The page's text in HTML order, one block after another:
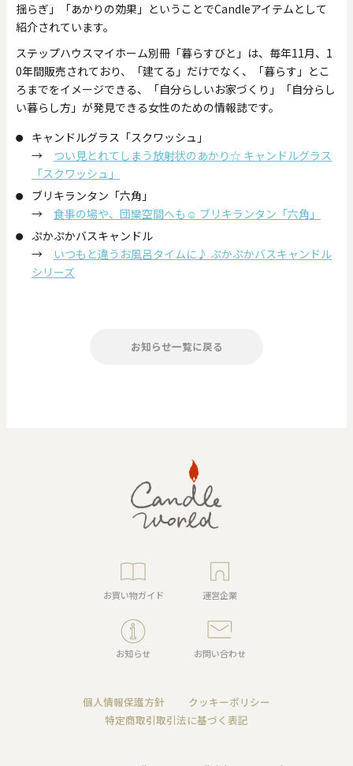
揺らぎ」「あかりの効果」ということでCandleアイテムとして
紹介されています。
ステップハウスマイホーム別冊「暮らすびと」は、毎年11月、1
0年間販売されており、「建てる」だけでなく、「暮らす」とこ
ろまでをイメージできる、「自分らしいお家づくり」「自分らし
い暮らし方」が発見できる女性のための情報誌です。
キャンドルグラス「スクワッシュ」
→ つい見とれてしまう放射状のあかり☆ キャンドルグラス
「スクワッシュ」
ブリキランタン「六角」
→ 食事の場や、団欒空間へも☺ ブリキランタン「六角」
ぷかぷかバスキャンドル
→ いつもと違うお風呂タイムに♪ ぷかぷかバスキャンドル
シリーズ
お知らせ一覧に戻る
お買い物ガイド 運営企業
お知らせ お問い合わせ
個人情報保護方針
クッキーポリシー
特定商取引取引法に基づく表記